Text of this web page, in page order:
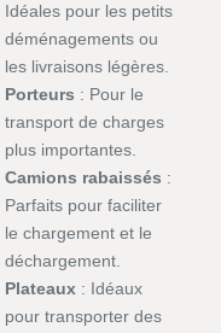
Idéales pour les petits
déménagements ou
les livraisons légères.
Porteurs : Pour le
transport de charges
plus importantes.
Camions rabaissés :
Parfaits pour faciliter
le chargement et le
déchargement.
Plateaux: Idéaux
pour transporter des